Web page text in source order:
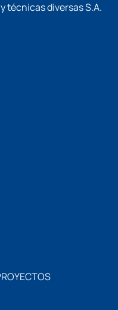
técnicas diversas S.A.